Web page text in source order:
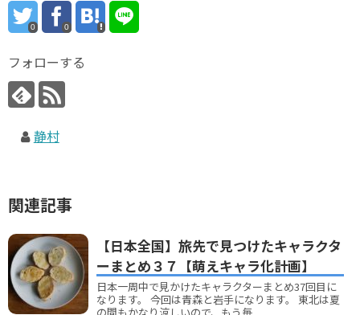
0 0
フォローする
静村
関連記事
【日本全国】旅先で見つけたキャラクタ
ーまとめ３７【萌えキャラ化計画】
日本一周中で見かけたキャラクターまとめ37回目に
なります。 今回は青森と岩手になります。 東北は夏